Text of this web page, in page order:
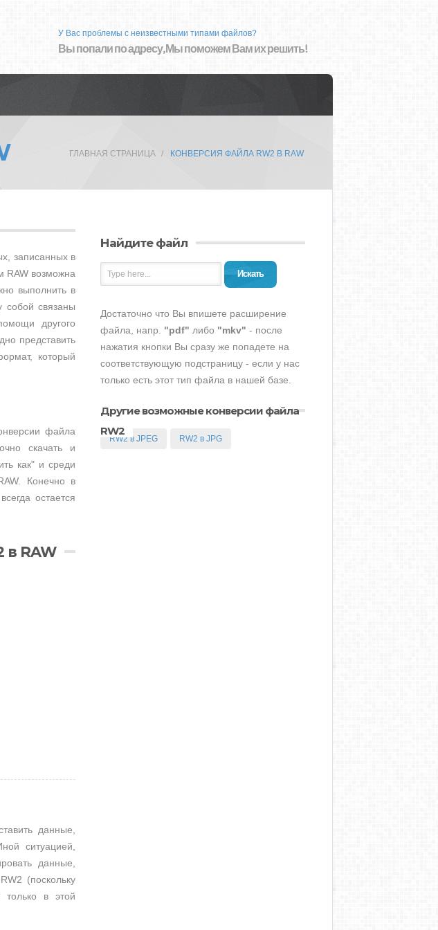
У Вас проблемы с неизвестными типами файлов?
Вы попали по адресу, Мы поможем Вам их решить!
ГЛАВНАЯ СТРАНИЦА КОНВЕРСИЯ ФАЙЛА RW2 В RAW
записанных в
RAW возможна
выполнить в
связаны
другого
представить
который
файла
скачать и
как" и среди
Конечно в
остается
RAW
данные,
ситуацией,
данные,
(поскольку
только в этой
Найдите файл
Искать
Достаточно что Вы впишете расширение
файла, напр. "pdf" либо "mkv" - после
нажатия кнопки Вы сразу же попадете на
соответствующую подстраницу - если у нас
только есть этот тип файла в нашей базе.
Другие возможные конверсии файла
RW2
RW2 в JPEG RW2 в JPG